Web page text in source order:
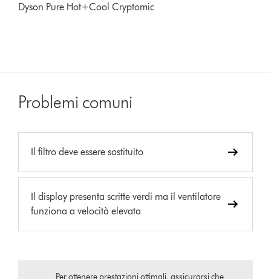
Dyson Pure Hot+Cool Cryptomic
Problemi comuni
Il filtro deve essere sostituito
Il display presenta scritte verdi ma il ventilatore
funziona a velocità elevata
Per ottenere prestazioni ottimali, assicurarsi che